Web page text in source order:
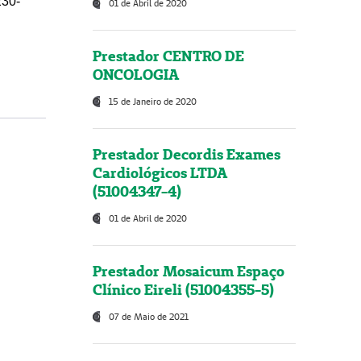
01 de Abril de 2020
Prestador CENTRO DE
ONCOLOGIA
15 de Janeiro de 2020
Prestador Decordis Exames
Cardiológicos LTDA
(51004347-4)
01 de Abril de 2020
Prestador Mosaicum Espaço
Clínico Eireli (51004355-5)
07 de Maio de 2021